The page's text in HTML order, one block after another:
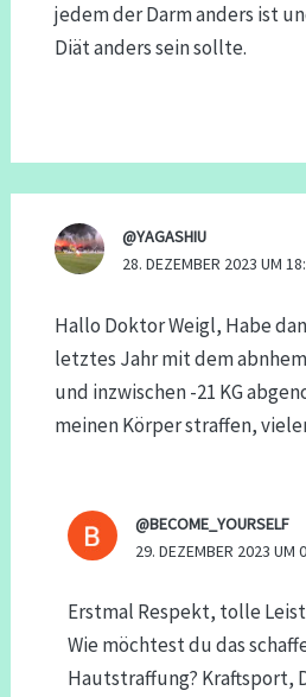
jedem der Darm anders ist
Diät anders sein sollte.
@YAGASHIU
28. DEZEMBER 2023 UM
Hallo Doktor Weigl, Habe
letztes Jahr mit dem
und inzwischen -21 KG
meinen Körper straffen,
@BECOME_YOURSELF
29. DEZEMBER 2023 UM
Erstmal Respekt, tolle
Wie möchtest du das
Hautstraffung? Kraftsport,